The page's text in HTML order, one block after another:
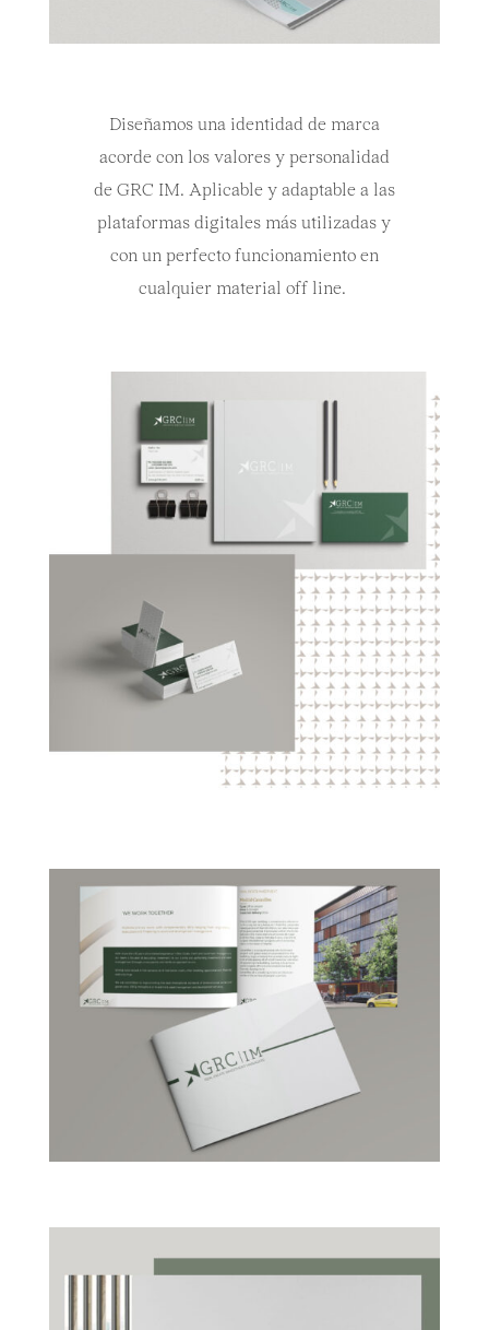
Diseñamos una identidad de marca
acorde con los valores y personalidad
de GRC IM. Aplicable y adaptable a las
plataformas digitales más utilizadas y
con un perfecto funcionamiento en
cualquier material off line.